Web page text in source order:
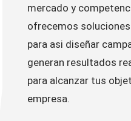
mercado y
ofrecemos
para asi diseñar
generan resultados
para alcanzar tus
empresa.